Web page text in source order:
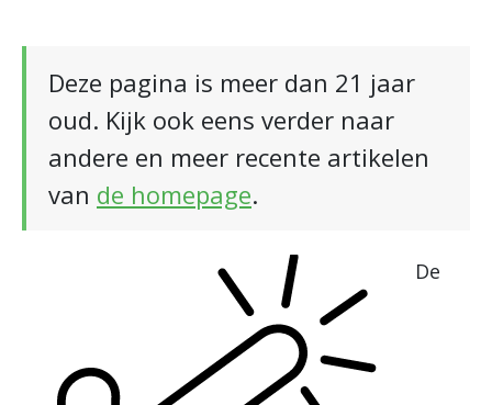
Deze pagina is meer dan 21 jaar
oud. Kijk ook eens verder naar
andere en meer recente artikelen
van de homepage.
De